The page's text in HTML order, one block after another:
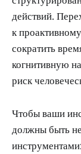
действий.
к
сократить
когнитивную
риск
Чтобы ваши
должны быть